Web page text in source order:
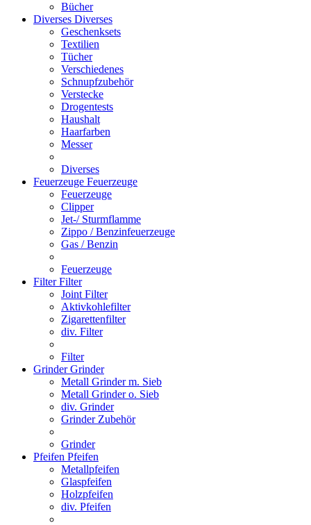
Bücher
Diverses Diverses
Geschenksets
Textilien
Tücher
Verschiedenes
Schnupfzubehör
Verstecke
Drogentests
Haushalt
Haarfarben
Messer
Diverses
Feuerzeuge Feuerzeuge
Feuerzeuge
Clipper
Jet-/ Sturmflamme
Zippo / Benzinfeuerzeuge
Gas / Benzin
Feuerzeuge
FilterFilter
Joint Filter
Aktivkohlefilter
Zigarettenfilter
div. Filter
Filter
GrinderGrinder
Metall Grinder m. Sieb
Metall Grinder o. Sieb
div. Grinder
Grinder Zubehör
Grinder
Pfeifen Pfeifen
Metallpfeifen
Glaspfeifen
Holzpfeifen
div. Pfeifen